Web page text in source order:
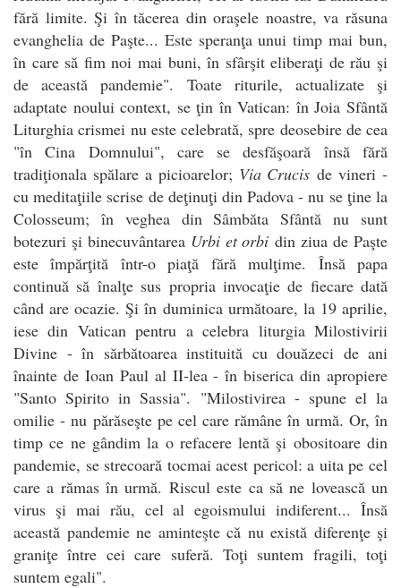
fără limite. Şi în tăcerea din oraşele noastre, va răsuna
evanghelia de Paşte... Este speranţa unui timp mai bun,
în care să fim noi mai buni, în sfârşit eliberaţi de rău şi
de această pandemie". Toate riturile, actualizate şi
adaptate noului context, se ţin în Vatican: în Joia Sfântă
Liturghia crismei nu este celebrată, spre deosebire de cea
"în Cina Domnului", care se desfăşoară însă fără
tradiţionala spălare a picioarelor; Via Crucis de vineri -
cu meditaţiile scrise de deţinuţi din Padova - nu se ţine la
Colosseum; în veghea din Sâmbăta Sfântă nu sunt
botezuri şi binecuvântarea Urbi et orbi din ziua de Paşte
este împărţită într-o piaţă fără mulţime. Însă papa
continuă să înalţe sus propria invocaţie de fiecare dată
când are ocazie. Şi în duminica următoare, la 19 aprilie,
iese din Vatican pentru a celebra liturgia Milostivirii
Divine - în sărbătoarea instituită cu douăzeci de ani
înainte de Ioan Paul al II-lea - în biserica din apropiere
"Santo Spirito in Sassia". "Milostivirea - spune el la
omilie - nu părăseşte pe cel care rămâne în urmă. Or, în
timp ce ne gândim la o refacere lentă şi obositoare din
pandemie, se strecoară tocmai acest pericol: a uita pe cel
care a rămas în urmă. Riscul este ca să ne lovească un
virus şi mai rău, cel al egoismului indiferent... Însă
această pandemie ne aminteşte că nu există diferenţe şi
graniţe între cei care suferă. Toţi suntem fragili, toţi
suntem egali".